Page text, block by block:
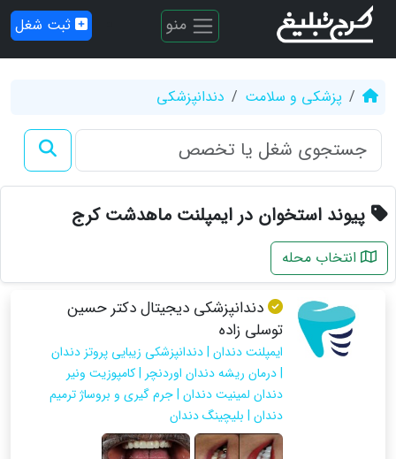
منو ثبت شغل
پزشکی و سلامت دندانپزشکی
پیوند استخوان در ایمپلنت ماهدشت کرج
انتخاب محله
دندانپزشکی دیجیتال دکتر حسین
توسلی زاده
ایمپلنت دندان | دندانپزشکی زیبایی پروتز دندان
| درمان ریشه دندان اوردنچر | کامپوزیت ونیر
دندان لمینیت دندان | جرم گیری و بروساژ ترمیم
دندان | بلیچینگ دندان